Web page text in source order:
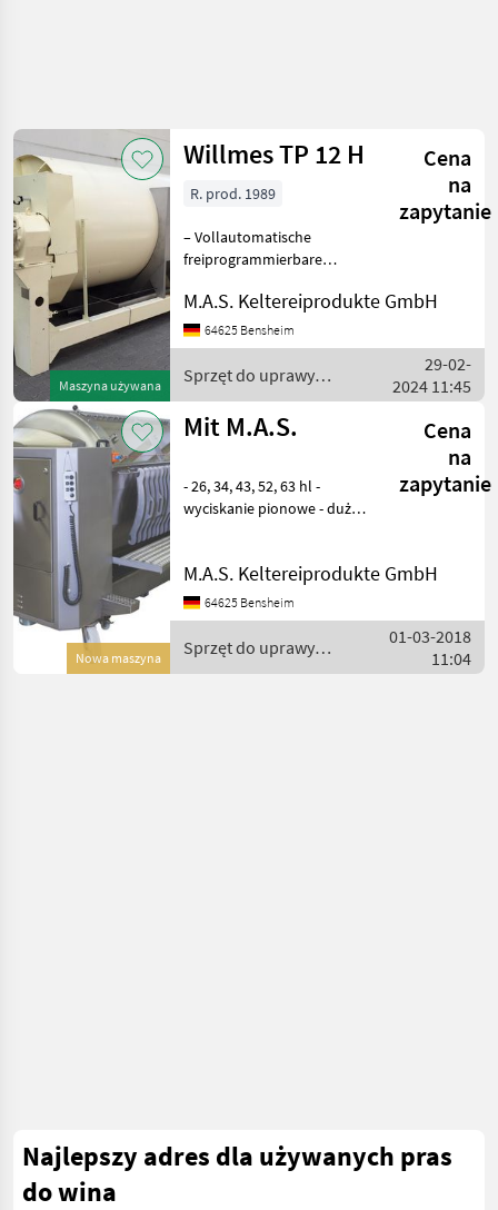
Maszyna używana
Willmes TP 12 H
Cena
na
zapytanie
R. prod. 1989
– Vollautomatische
freiprogrammierbare
Steuerung mit
Pultbedienung (Siemens /
MAS) – Trommel und
Gestell in lackierter
M.A.S. Keltereiprodukte GmbH
64625 Bensheim
Sprzęt do uprawy
winorośli / Willmes
29-02-
2024 11:45
Nowa maszyna
Mit M.A.S.
Cena
na
zapytanie
- 26, 34, 43, 52, 63 hl -
wyciskanie pionowe - duży
czyszczenie - solidna
konstrukcja Sprzęt do
uprawy wino
M.A.S. Keltereiprodukte GmbH
64625 Bensheim
Sprzęt do uprawy
winorośli / Mythos
01-03-2018
11:04
Najlepszy adres dla używanych pras
do wina